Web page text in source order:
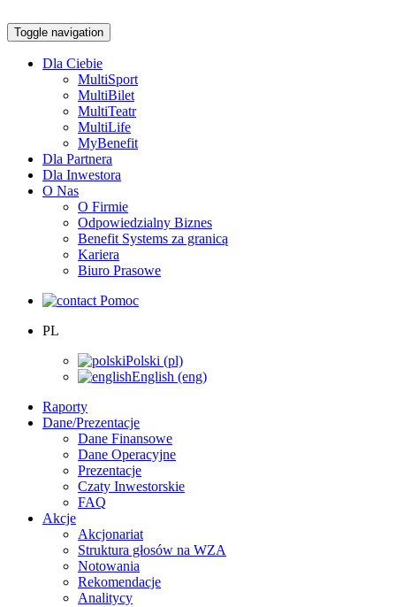
Toggle navigation
Dla Ciebie
MultiSport
MultiBilet
MultiTeatr
MultiLife
MyBenefit
Dla Partnera
Dla Inwestora
O Nas
O Firmie
Odpowiedzialny Biznes
Benefit Systems za granicą
Kariera
Biuro Prasowe
Pomoc
PL
Polski (pl)
English (eng)
Raporty
Dane/Prezentacje
Dane Finansowe
Dane Operacyjne
Prezentacje
Czaty Inwestorskie
FAQ
Akcje
Akcjonariat
Struktura głosów na WZA
Notowania
Rekomendacje
Analitycy